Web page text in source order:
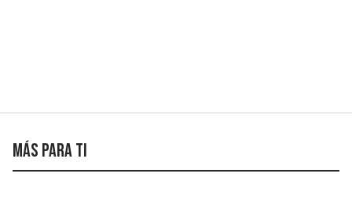
Más para ti